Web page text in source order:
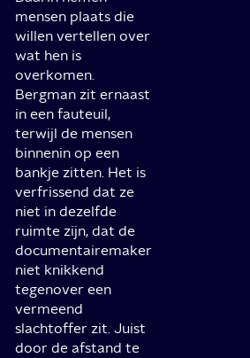
mensen plaats die
willen vertellen over
wat hen is
overkomen.
Bergman zit ernaast
in een fauteuil,
terwijl de mensen
binnenin op een
bankje zitten. Het is
verfrissend dat ze
niet in dezelfde
ruimte zijn, dat de
documentairemaker
niet knikkend
tegenover een
vermeend
slachtoffer zit. Juist
door de afstand te